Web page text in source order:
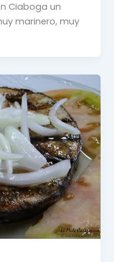
Ciaboga un
marinero, muy